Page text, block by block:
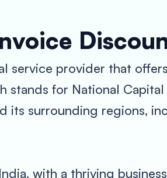
service provider that
stands for National
its surrounding regions,
with a thriving